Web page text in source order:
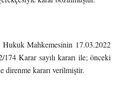
Mahkemesinin 17.03.2022
Karar sayılı kararı ile; önceki
direnme kararı verilmiştir.